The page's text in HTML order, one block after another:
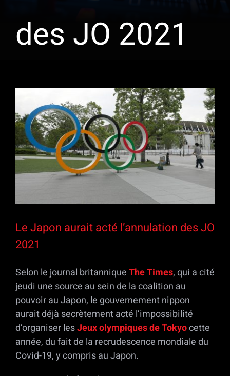
des JO 2021
l'image
agrandie
Le Japon aurait acté l’annulation des JO
2021
Selon le journal britanniqueThe Times, qui a cité
jeudi une source au sein de la coalition au
pouvoir au Japon, le gouvernement nippon
aurait déjà secrètement acté l’impossibilité
d’organiser lesJeux olympiques de Tokyocette
année, du fait de la recrudescence mondiale du
Covid-19, y compris au Japon.